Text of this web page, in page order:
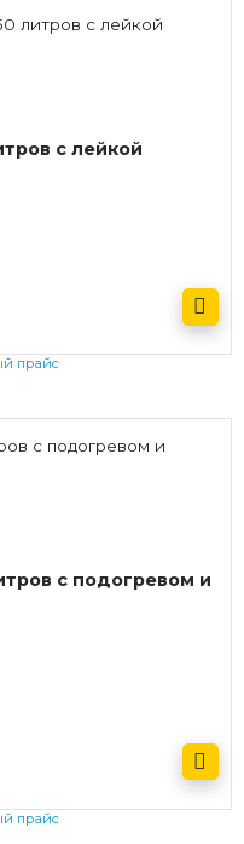
с лейкой
прайс
с подогревом и
прайс